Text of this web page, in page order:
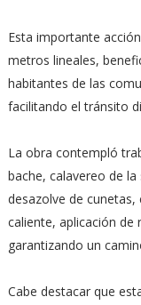
Esta importante
metros lineales,
habitantes de las
facilitando el tránsito
La obra contempló
bache, calavereo de
desazolve de
caliente, aplicación de
garantizando un
Cabe destacar que